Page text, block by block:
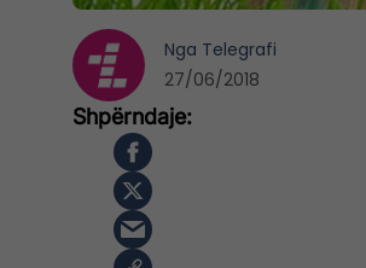
Nga Telegrafi
27/06/2018